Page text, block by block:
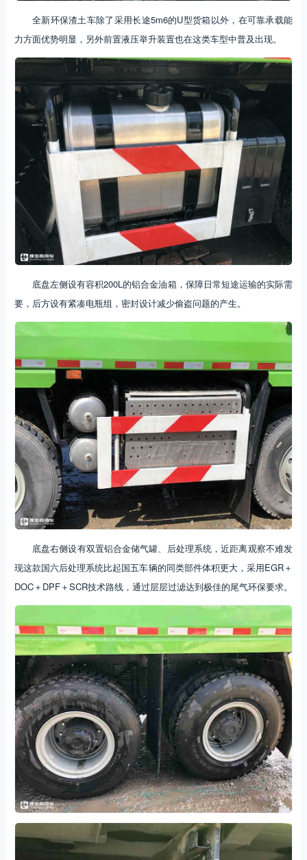
全新环保渣土车除了采用长途5m6的U型货箱以外，在可靠承载能
力方面优势明显，另外前置液压举升装置也在这类车型中普及出现。
底盘左侧设有容积200L的铝合金油箱，保障日常短途运输的实际需
要，后方设有紧凑电瓶组，密封设计减少偷盗问题的产生。
底盘右侧设有双置铝合金储气罐、后处理系统，近距离观察不难发
现这款国六后处理系统比起国五车辆的同类部件体积更大，采用EGR＋
DOC＋DPF＋SCR技术路线，通过层层过滤达到极佳的尾气环保要求。